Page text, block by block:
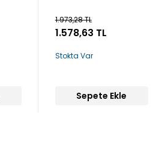
1.973,28 TL
1.578,63 TL
Stokta Var
Sepete Ekle